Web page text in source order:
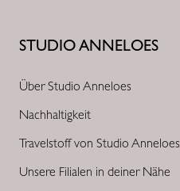
STUDIO ANNELOES
Über Studio Anneloes
Nachhaltigkeit
Travelstoff von Studio Anneloes
Unsere Filialen in deiner Nähe